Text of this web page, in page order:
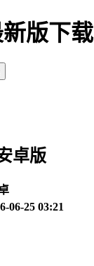
版下载
卓版
06-25 03:21